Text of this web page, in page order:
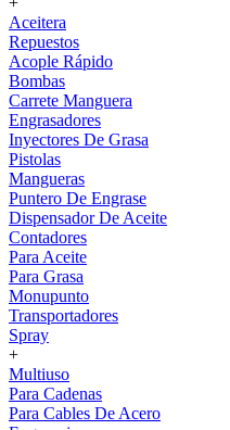
Aceitera
Repuestos
Acople Rápido
Bombas
Carrete Manguera
Engrasadores
Inyectores De Grasa
Pistolas
Mangueras
Puntero De Engrase
Dispensador De Aceite
Contadores
Para Aceite
Para Grasa
Monupunto
Transportadores
Spray
+
Multiuso
Para Cadenas
Para Cables De Acero